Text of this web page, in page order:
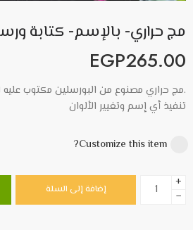
مج حراري- بالإسم- كتابة
EGP265.00
.مج حراري مصنوع من البورسلين مكتوب عليه
تنفيذ أي إسم وتغيير الألوان
Customize this item?
+
−
إضافة إلى السلة